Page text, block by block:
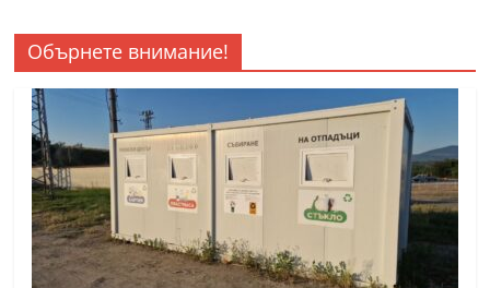
Обърнете внимание!